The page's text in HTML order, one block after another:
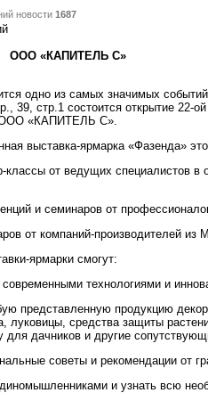
новости 1687
ООО «КАПИТЕЛЬ С»
одно из самых значимых
39, стр.1 состоится открытие 22-
ООО «КАПИТЕЛЬ С».
выставка-ярмарка «Фазенда»
классы от ведущих специалистов
и семинаров от
от компаний-производителей
ярмарки смогут:
технологиями и
представленную продукцию
луковицы, средства защиты
дачников и другие
советы и рекомендации от
и узнать всю